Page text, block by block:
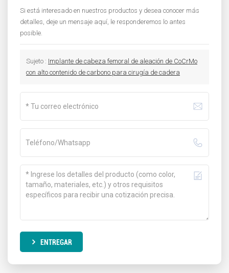
Si está interesado en nuestros productos y desea conocer más
detalles, deje un mensaje aquí, le responderemos lo antes
posible.
Sujeto : Implante de cabeza femoral de aleación de CoCrMo
con alto contenido de carbono para cirugía de cadera
ENTREGAR